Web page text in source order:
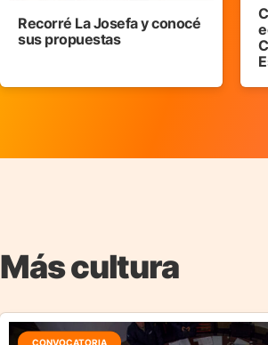
Recorré La Josefa y conocé
sus propuestas
Más cultura
CONVOCATORIA